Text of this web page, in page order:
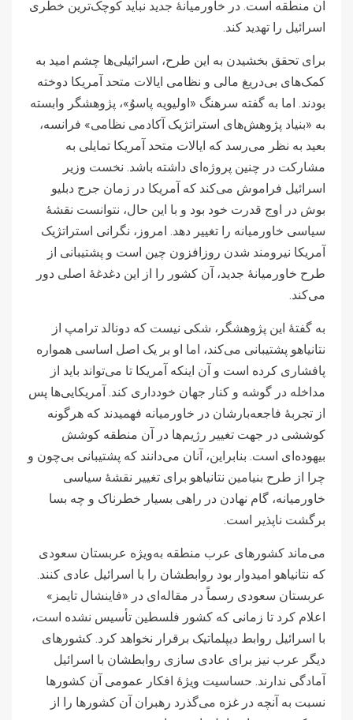
آن منطقه است. در خاورمیانۀ جدید نباید کوچک‌ترین خطری
اسرائیل را تهدید کند.
برای تحقق بخشیدن به این طرح، اسرائیلی‌ها چشم امید به
کمک‌های بی‌دریغ مالی و نظامی ایالات متحد آمریکا دوخته
بودند. اما به گفته سرهنگ «اولیویه پاسوُ»، پژوهشگر وابسته
به «بنیاد پژوهش‌های استراتژیک آکادمی نظامی» فرانسه،
بعید به نظر می‌رسد که ایالات متحد آمریکا تمایلی به
مشارکت در چنین پروژه‌ای داشته باشد. نخست وزیر
اسرائیل فراموش می‌کند که آمریکا در زمان جرج دبلیو
بوش در اوج قدرت خود بود و با این حال، نتوانست نقشۀ
سیاسی خاورمیانه را تغییر دهد. امروز، نگرانی استراتژیک
آمریکا نیرومند شدن روزافزون چین است و پشتیبانی از
طرح خاورمیانۀ جدید، آن کشور را از این دغدغۀ اصلی دور
می‌کند.
به گفتۀ این پژوهشگر، شکی نیست که دونالد ترامپ از
نتانیاهو پشتیبانی می‌کند، اما او بر یک اصل اساسی همواره
پافشاری کرده است و آن اینکه آمریکا تا می‌تواند باید از
مداخله در گوشه و کنار جهان خودداری کند. آمریکایی‌ها پس
از تجربۀ فاجعه‌بارشان در خاورمیانه فهمیدند که هرگونه
کوششی در جهت تغییر رژیم‌ها در آن منطقه کوشش
بیهوده‌ای است. بنابراین، آنان می‌دانند که پشتیبانی بی‌چون و
چرا از طرح بنیامین نتانیاهو برای تغییر نقشۀ سیاسی
خاورمیانه، گام نهادن در راهی بسیار خطرناک و چه بسا
برگشت ناپذیر است.
می‌ماند کشورهای عرب منطقه به‌ویژه عربستان سعودی
که نتانیاهو امیدوار بود روابطشان را با اسرائیل عادی کنند.
عربستان سعودی رسماً در مقاله‌ای در «فاینشال تایمز»
اعلام کرد تا زمانی که کشور فلسطین تأسیس نشده است،
با اسرائیل روابط دیپلماتیک برقرار نخواهد کرد. کشورهای
دیگر عرب نیز برای عادی‌ سازی روابطشان با اسرائیل
آمادگی ندارند. حساسیت ویژۀ افکار عمومی آن کشورها
نسبت به آنچه در غزه می‌گذرد رهبران آن کشورها را از